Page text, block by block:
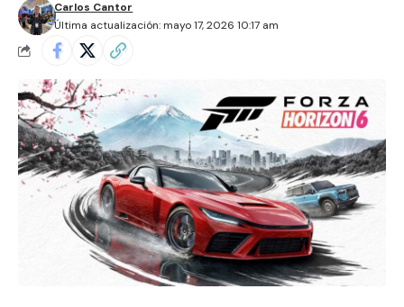
Última actualización: mayo 17, 2026 10:17 am
Carlos Cantor